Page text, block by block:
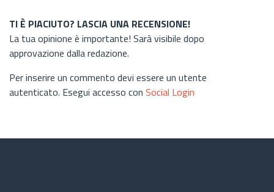
TI È PIACIUTO? LASCIA UNA RECENSIONE!
La tua opinione è importante! Sarà visibile dopo
approvazione dalla redazione.
Per inserire un commento devi essere un utente
autenticato. Esegui accesso con Social Login